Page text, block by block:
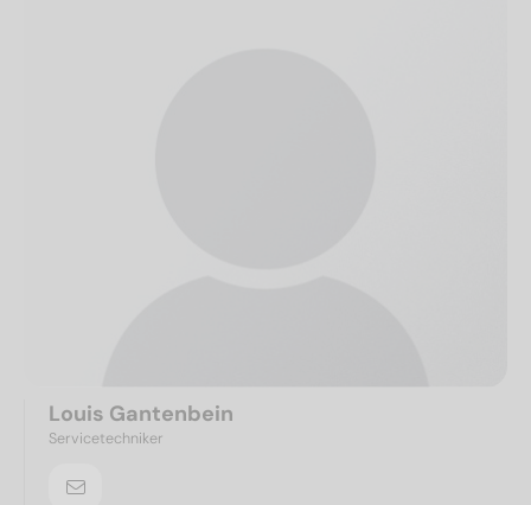
Louis Gantenbein
Servicetechniker